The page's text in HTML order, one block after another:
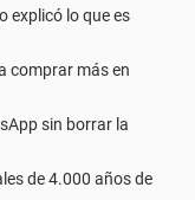
explicó lo que es
comprar más en
sin borrar la
de 4.000 años de